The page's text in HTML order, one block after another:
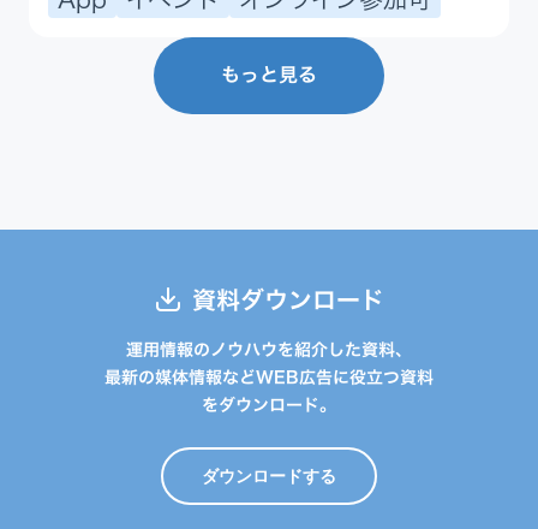
もっと見る
資料ダウンロード
運用情報のノウハウを紹介した資料、
最新の媒体情報などWEB広告に役立つ資料
をダウンロード。
ダウンロードする